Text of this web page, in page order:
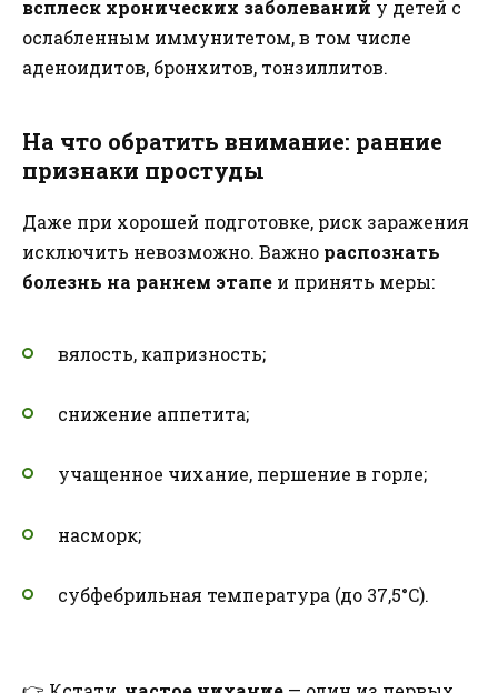
всплеск хронических заболеваний у детей с
ослабленным иммунитетом, в том числе
аденоидитов, бронхитов, тонзиллитов.
На что обратить внимание: ранние
признаки простуды
Даже при хорошей подготовке, риск заражения
исключить невозможно. Важно распознать
болезнь на раннем этапе и принять меры:
вялость, капризность;
снижение аппетита;
учащенное чихание, першение в горле;
насморк;
субфебрильная температура (до 37,5°C).